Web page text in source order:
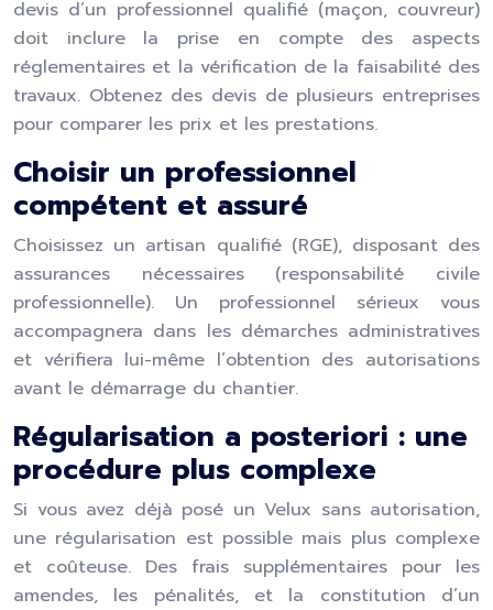
devis d’un professionnel qualifié (maçon, couvreur)
doit inclure la prise en compte des aspects
réglementaires et la vérification de la faisabilité des
travaux. Obtenez des devis de plusieurs entreprises
pour comparer les prix et les prestations.
Choisir un professionnel
compétent et assuré
Choisissez un artisan qualifié (RGE), disposant des
assurances nécessaires (responsabilité civile
professionnelle). Un professionnel sérieux vous
accompagnera dans les démarches administratives
et vérifiera lui-même l’obtention des autorisations
avant le démarrage du chantier.
Régularisation a posteriori : une
procédure plus complexe
Si vous avez déjà posé un Velux sans autorisation,
une régularisation est possible mais plus complexe
et coûteuse. Des frais supplémentaires pour les
amendes, les pénalités, et la constitution d’un